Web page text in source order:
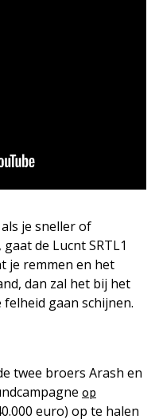
je sneller of
de Lucnt SRTL1
je remmen en het
dan zal het bij het
gaan schijnen.
twee broers Arash en
op
euro) op te halen